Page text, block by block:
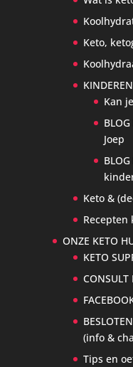
Keto,
Kan
Joep
Keto &
ONZE KETO
KETO
CONSULT
(info &
Tips en